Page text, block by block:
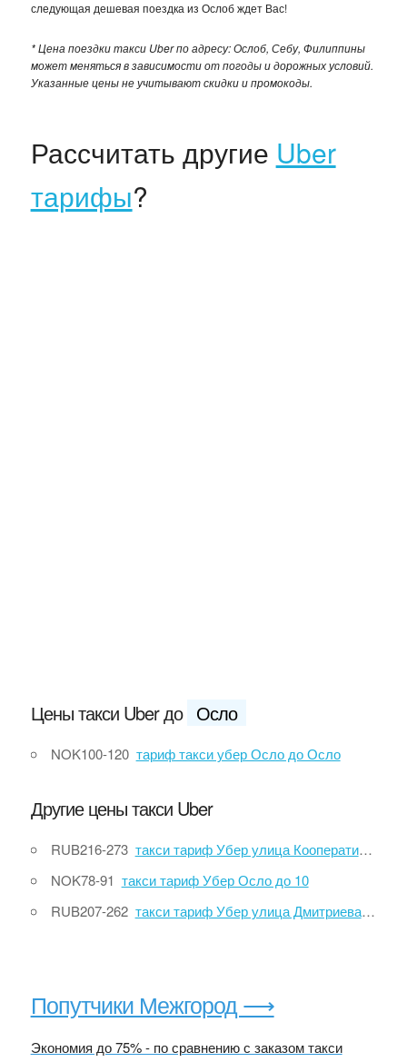
следующая дешевая поездка из Ослоб ждет Вас!
* Цена поездки такси Uber по адресу: Ослоб, Себу, Филиппины
может меняться в зависимости от погоды и дорожных условий.
Указанные цены не учитывают скидки и промокоды.
Рассчитать другие Uber
тарифы?
Цены такси Uber до Осло
NOK100-120 тариф такси убер Осло до Осло
Другие цены такси Uber
RUB216-273 такси тариф Убер улица Кооперативная, 65А до улица Рихарда Зорге, 35
NOK78-91 такси тариф Убер Осло до 10
RUB207-262 такси тариф Убер улица Дмитриева, 5/5 до Краснознаменная улица, 10
Попутчики Межгород ⟶
Экономия до 75% - по сравнению с заказом такси